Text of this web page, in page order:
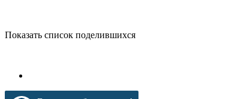
Показать список поделившихся